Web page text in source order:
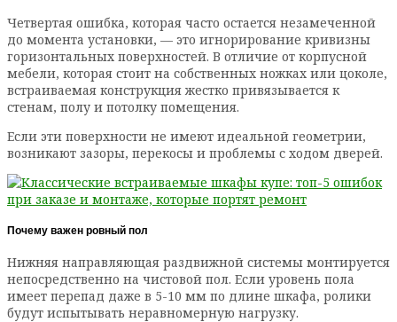
Четвертая ошибка, которая часто остается незамеченной
до момента установки, — это игнорирование кривизны
горизонтальных поверхностей. В отличие от корпусной
мебели, которая стоит на собственных ножках или цоколе,
встраиваемая конструкция жестко привязывается к
стенам, полу и потолку помещения.
Если эти поверхности не имеют идеальной геометрии,
возникают зазоры, перекосы и проблемы с ходом дверей.
Почему важен ровный пол
Нижняя направляющая раздвижной системы монтируется
непосредственно на чистовой пол. Если уровень пола
имеет перепад даже в 5-10 мм по длине шкафа, ролики
будут испытывать неравномерную нагрузку.